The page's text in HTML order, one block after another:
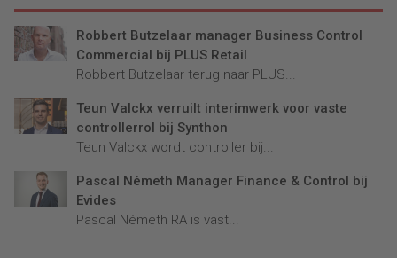
Robbert Butzelaar manager Business Control
Commercial bij PLUS Retail
Robbert Butzelaar terug naar PLUS...
Teun Valckx verruilt interimwerk voor vaste
controllerrol bij Synthon
Teun Valckx wordt controller bij...
Pascal Németh Manager Finance & Control bij
Evides
Pascal Németh RA is vast...